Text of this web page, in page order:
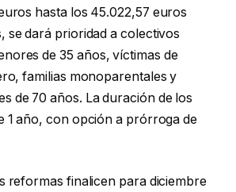
hasta los 45.022,57 euros
se dará prioridad a colectivos
de 35 años, víctimas de
familias monoparentales y
de 70 años. La duración de los
1 año, con opción a prórroga de
reformas finalicen para diciembre